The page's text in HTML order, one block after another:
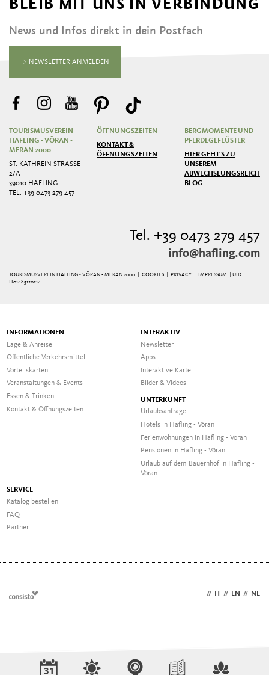
News und Infos direkt in dein Postfach
NEWSLETTER ANMELDEN
TOURISMUSVEREIN
HAFLING - VÖRAN -
MERAN 2000
ST. KATHREIN STRASSE 2
/A
39010 HAFLING
TEL.+39 0473 279 457
ÖFFNUNGSZEITEN
KONTAKT &
ÖFFNUNGSZEITEN
BERGMOMENTE UND
PFERDEGEFLÜSTER
HIER GEHT'S ZU
UNSEREM
ABWECHSLUNGSREICHEN
BLOG
Tel. +39 0473 279 457
info@hafling.com
TOURISMUSVEREIN HAFLING - VÖRAN - MERAN 2000 | COOKIES PRIVACY IMPRESSUM
| UID
IT01485120214
INFORMATIONEN
Lage & Anreise
Öffentliche Verkehrsmittel
Vorteilskarten
Veranstaltungen & Events
Essen & Trinken
Kontakt & Öffnungszeiten
INTERAKTIV
Newsletter
Apps
Interaktive Karte
Bilder & Videos
UNTERKUNFT
Urlaubsanfrage
Hotels in Hafling - Vöran
Ferienwohnungen in Hafling - Vöran
Pensionen in Hafling - Vöran
Urlaub auf dem Bauernhof in Hafling -
Vöran
SERVICE
Katalog bestellen
FAQ
Partner
// IT // EN // NL